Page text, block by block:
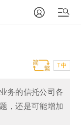
T中
务的信托公司各
，还是可能增加